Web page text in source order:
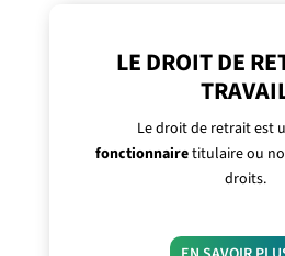
LE DROIT DE
Le droit de retrait est
fonctionnairetitulaire ou
droits.